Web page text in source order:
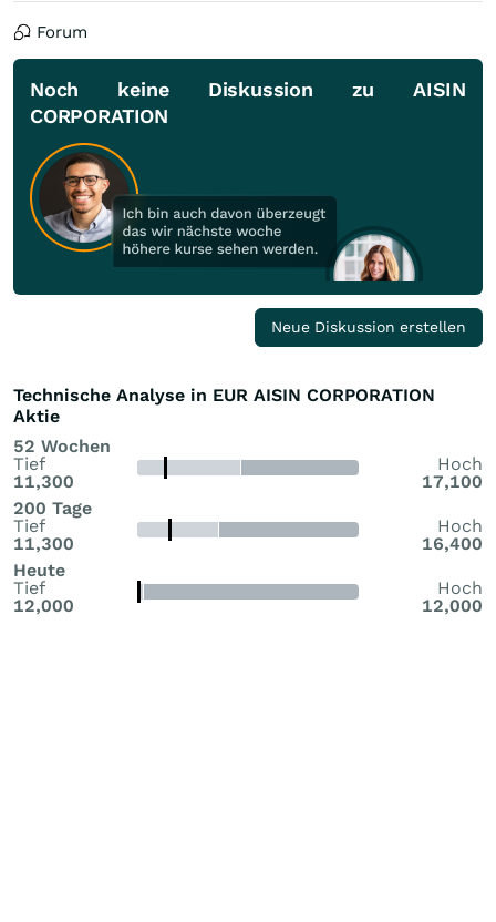
Forum
Noch keine Diskussion zu AISIN
CORPORATION
Neue Diskussion erstellen
Technische Analyse in EUR AISIN CORPORATION
Aktie
52 Wochen
Tief
11,300
Hoch
17,100
200 Tage
Tief
11,300
Hoch
16,400
Heute
Tief
12,000
Hoch
12,000